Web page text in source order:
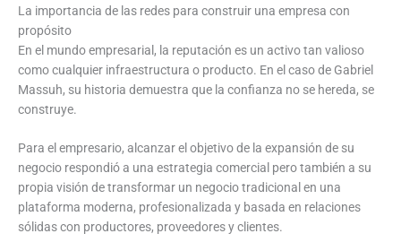
La importancia de las redes para construir una empresa con
propósito
En el mundo empresarial, la reputación es un activo tan valioso
como cualquier infraestructura o producto. En el caso de Gabriel
Massuh, su historia demuestra que la confianza no se hereda, se
construye.
Para el empresario, alcanzar el objetivo de la expansión de su
negocio respondió a una estrategia comercial pero también a su
propia visión de transformar un negocio tradicional en una
plataforma moderna, profesionalizada y basada en relaciones
sólidas con productores, proveedores y clientes.